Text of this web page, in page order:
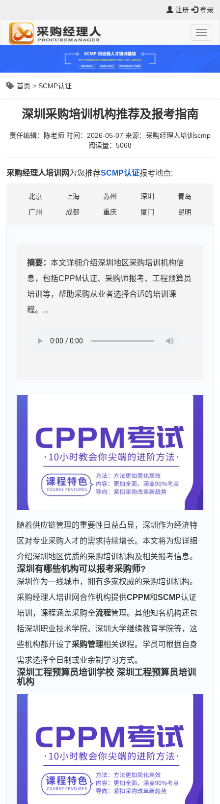
注册 登录
首页 >SCMP认证
深圳采购培训机构推荐及报考指南
责任编辑：陈老师 时间：2026-05-07 来源： 采购经理人培训scmp
阅读量：5068
采购经理人培训网为您推荐SCMP认证报考地点:
北京 上海 苏州 深圳
青岛
广州
成都 重庆 厦门 昆明
摘要：本文详细介绍深圳地区采购培训机构信
息，包括CPPM认证、采购师报考、工程预算员
培训等，帮助采购从业者选择合适的培训课
程。...
随着供应链管理的重要性日益凸显，深圳作为经济特
区对专业采购人才的需求持续增长。本文将为您详细
介绍深圳地区优质的采购培训机构及相关报考信息。
深圳有哪些机构可以报考采购师?
深圳作为一线城市，拥有多家权威的采购培训机构。
采购经理人培训网合作机构提供CPPM和SCMP认证
培训，课程涵盖采购全流程管理。其他知名机构还包
括深圳职业技术学院、深圳大学继续教育学院等，这
些机构都开设了采购管理相关课程。学员可根据自身
需求选择全日制或业余制学习方式。
深圳工程预算员培训学校 深圳工程预算员培训
机构